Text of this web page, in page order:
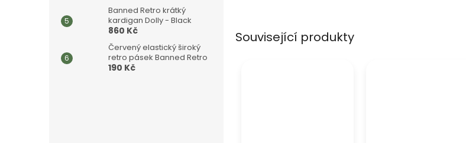
Banned Retro krátký
kardigan Dolly - Black
860 Kč
Červený elastický široký
retro pásek Banned Retro
190 Kč
Související produkty